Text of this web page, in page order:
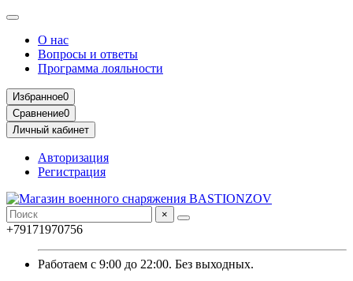
О нас
Вопросы и ответы
Программа лояльности
Избранное0
Сравнение0
Личный кабинет
Авторизация
Регистрация
×
+79171970756
Работаем с 9:00 до 22:00. Без выходных.